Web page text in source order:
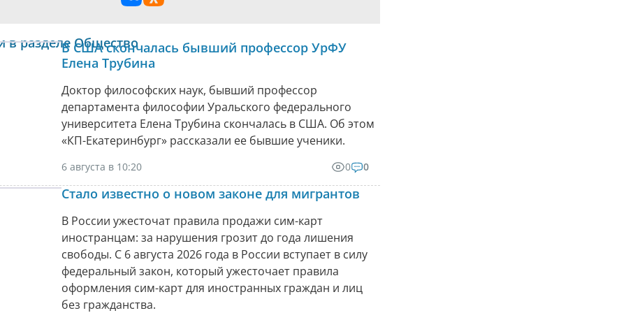
в разделе Общество
В США скончалась бывший профессор УрФУ
Елена Трубина
Доктор философских наук, бывший профессор
департамента философии Уральского федерального
университета Елена Трубина скончалась в США. Об этом
«КП-Екатеринбург» рассказали ее бывшие ученики.
6 августа в 10:20 0 0
Стало известно о новом законе для мигрантов
В России ужесточат правила продажи сим-карт
иностранцам: за нарушения грозит до года лишения
свободы. С 6 августа 2026 года в России вступает в силу
федеральный закон, который ужесточает правила
оформления сим-карт для иностранных граждан и лиц
без гражданства.